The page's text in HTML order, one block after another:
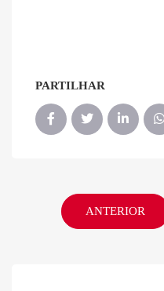
PARTILHAR
ANTERIOR